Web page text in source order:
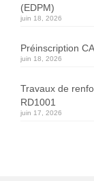
(EDPM)
juin 18, 2026
Préinscription
juin 18, 2026
Travaux de
RD1001
juin 17, 2026